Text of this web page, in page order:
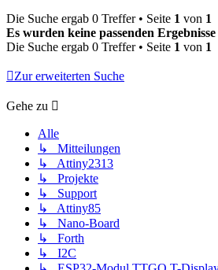
Die Suche ergab 0 Treffer • Seite 1 von 1
Es wurden keine passenden
Die Suche ergab 0 Treffer • Seite 1 von 1
Zur erweiterten Suche
Gehe zu
Alle
↳ Mitteilungen
↳ Attiny2313
↳ Projekte
↳ Support
↳ Attiny85
↳ Nano-Board
↳ Forth
↳ I2C